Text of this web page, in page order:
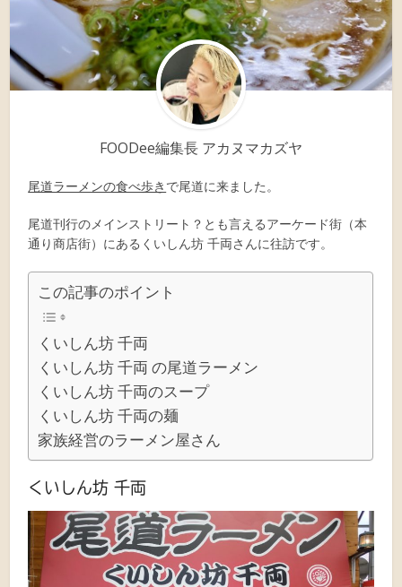
FOODee編集長 アカヌマカズヤ
尾道ラーメンの食べ歩き で尾道に来ました。
尾道刊行のメインストリート？とも言えるアーケード街（本
通り商店街）にあるくいしん坊 千両さんに往訪です。
この記事のポイント
くいしん坊 千両
くいしん坊 千両 の尾道ラーメン
くいしん坊 千両のスープ
くいしん坊 千両の麺
家族経営のラーメン屋さん
くいしん坊 千両